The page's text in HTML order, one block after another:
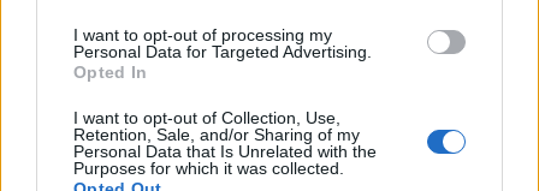
I want to opt-out of processing my
Personal Data for Targeted Advertising.
Opted In
I want to opt-out of Collection, Use,
Retention, Sale, and/or Sharing of my
Personal Data that Is Unrelated with the
Purposes for which it was collected.
További csapások
A Wolfson Medical Center szerint a három
súlyos sérültet egy tel-avivi déli részén,
Holonban található lakóépület elleni